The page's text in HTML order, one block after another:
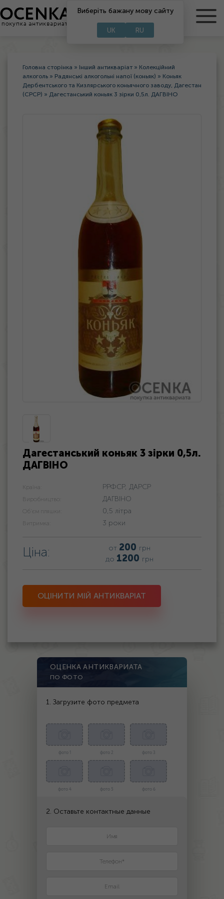
RU
Виберіть бажану мову сайту
UK RU
Головна сторінка » Інший антикваріат » Колекційний
алкоголь » Радянські алкогольні напої (коньяк) » Коньяк
Дербентського та Кизлярського коньячного заводу, Дагестан
(СРСР) » Дагестанський коньяк 3 зірки 0,5л. ДАГВІНО
Дагестанський коньяк 3 зірки 0,5л.
ДАГВІНО
Країна: РРФСР, ДАРСР
Виробництво: ДАГВІНО
Об'єм пляшки: 0,5 літра
Витримка: 3 роки
Ціна: от 200 грн
до 1200 грн
ОЦІНИТИ МІЙ АНТИКВАРІАТ
ОЦЕНКА АНТИКВАРИАТА
ПО ФОТО
1. Загрузите фото предмета
фото 1 фото 2 фото 3
фото 4 фото 5 фото 6
2. Оставьте контактные данные